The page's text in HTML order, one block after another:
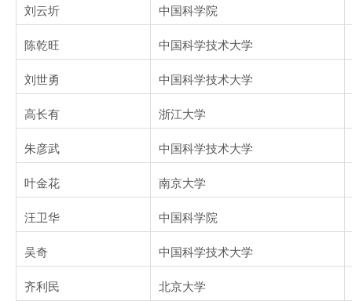
刘云圻 中国科学院
陈乾旺 中国科学技术大学
刘世勇 中国科学技术大学
高长有 浙江大学
朱彦武 中国科学技术大学
叶金花 南京大学
汪卫华 中国科学院
吴奇 中国科学技术大学
齐利民 北京大学